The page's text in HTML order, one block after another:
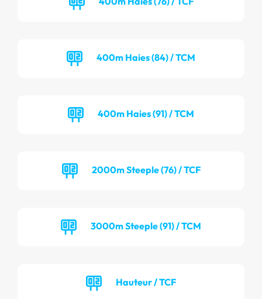
400m Haies (84) / TCM
400m Haies (91) / TCM
2000m Steeple (76) / TCF
3000m Steeple (91) / TCM
Hauteur / TCF